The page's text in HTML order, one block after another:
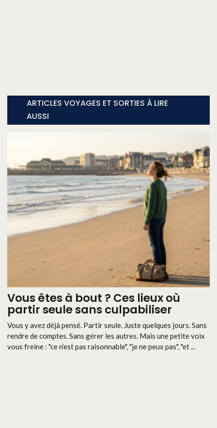
ARTICLES VOYAGES ET SORTIES À LIRE
AUSSI
Vous êtes à bout ? Ces lieux où
partir seule sans culpabiliser
Vous y avez déjà pensé. Partir seule. Juste quelques jours. Sans
rendre de comptes. Sans gérer les autres. Mais une petite voix
vous freine : "ce n’est pas raisonnable", "je ne peux pas", "et ...